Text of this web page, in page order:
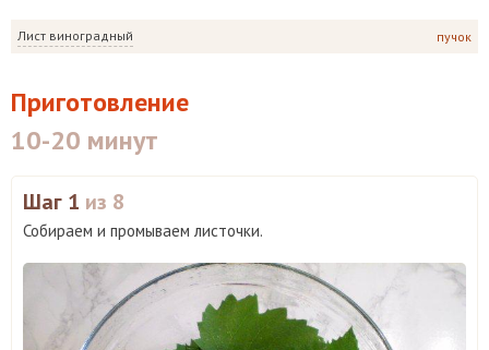
Лист виноградный пучок
Приготовление
10-20 минут
Шаг 1 из 8
Собираем и промываем листочки.